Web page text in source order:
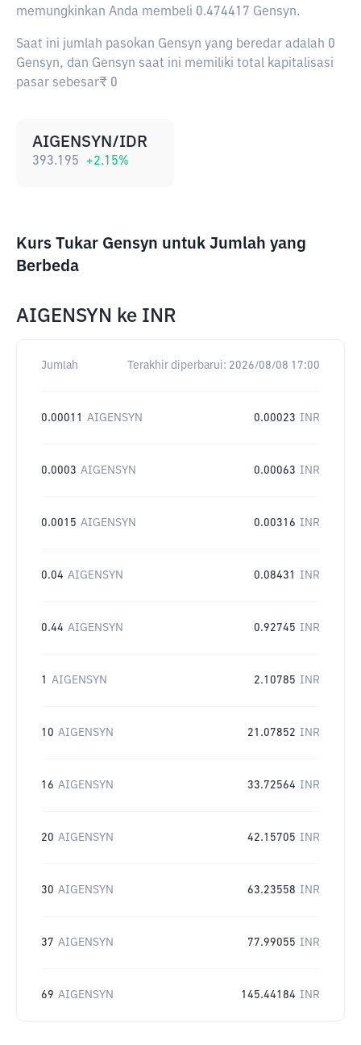
memungkinkan Anda membeli 0.474417 Gensyn.
Saat ini jumlah pasokan Gensyn yang beredar adalah 0
Gensyn, dan Gensyn saat ini memiliki total kapitalisasi
pasar sebesar₹ 0
AIGENSYN/IDR
393.195 +2.15%
Kurs Tukar Gensyn untuk Jumlah yang
Berbeda
AIGENSYN ke INR
Jumlah Terakhir diperbarui: 2026/08/08 17:00
0.00011 AIGENSYN 0.00023 INR
0.0003 AIGENSYN 0.00063 INR
0.0015 AIGENSYN 0.00316 INR
0.04 AIGENSYN 0.08431 INR
0.44 AIGENSYN 0.92745 INR
1 AIGENSYN 2.10785 INR
10 AIGENSYN 21.07852 INR
16 AIGENSYN 33.72564 INR
20 AIGENSYN 42.15705 INR
30 AIGENSYN 63.23558 INR
37 AIGENSYN 77.99055 INR
69 AIGENSYN 145.44184 INR